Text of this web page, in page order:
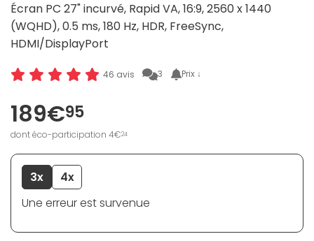
Écran PC 27" incurvé, Rapid VA, 16:9, 2560 x 1440
(WQHD), 0.5 ms, 180 Hz, HDR, FreeSync,
HDMI/DisplayPort
46 avis 3 Prix ↓
189€95
dont éco-participation 4€24
3x
4x
Une erreur est survenue